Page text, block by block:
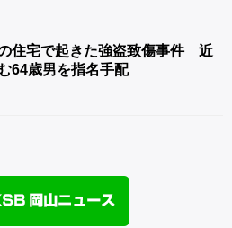
住宅で起きた強盗致傷事件 近
64歳男を指名手配